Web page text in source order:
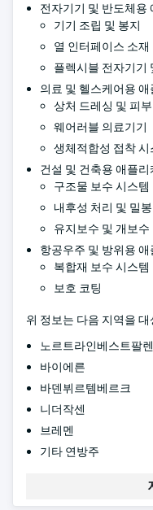
전자기기 및 반도체용
기기 조립 및 봉지
열 인터페이스 소재
플렉시블 전자기기
의료 및 헬스케어용
상처 드레싱 및 피
웨어러블 의료기기
생체적합성 접착 시
건설 및 건축용 애플리
구조물 보수 시스템
내후성 처리 및 밀봉
유지보수 및 개보수
항공우주 및 방위용
복합재 보수 시스템
보호 코팅
위 정보는 다음 지역을
노르트라인베스트팔렌
바이에른
바덴뷔르템베르크
니더작센
브레멘
기타 연방주